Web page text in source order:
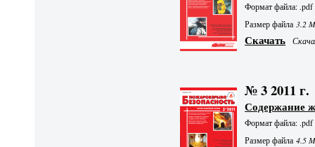
Формат файла: .pdf
Размер файла 3.2
Скачать
№ 3 2011 г.
Содержание
Формат файла: .pdf
Размер файла4.5